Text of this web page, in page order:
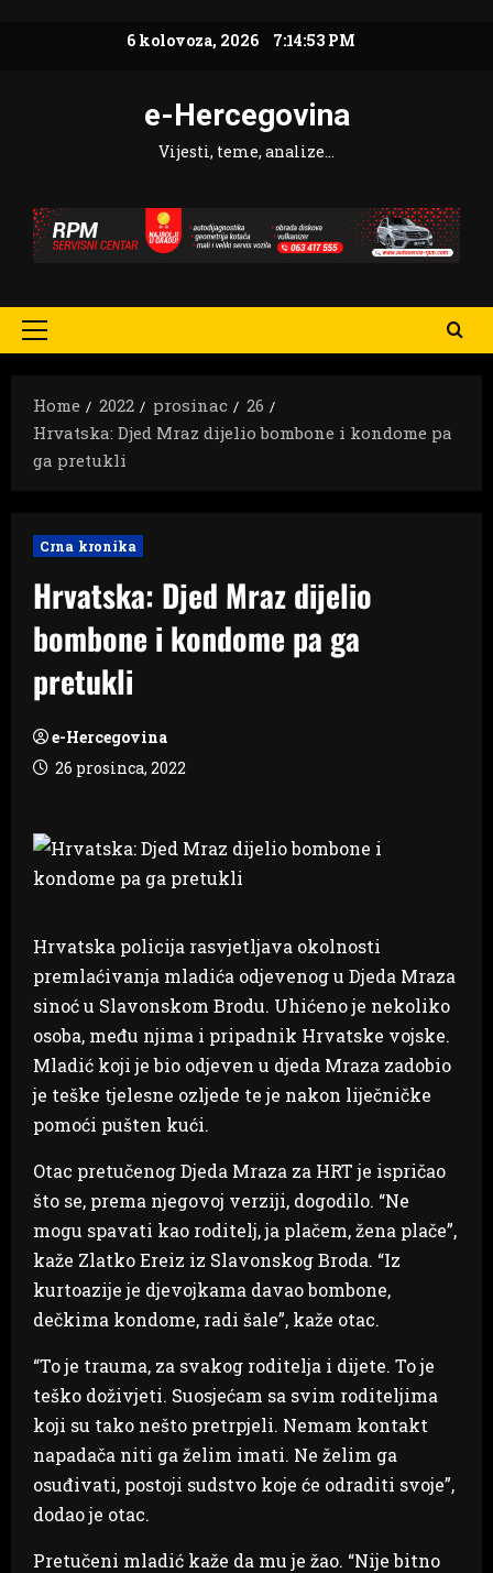
6 kolovoza, 2026 7:14:54 PM
e-Hercegovina
Vijesti, teme, analize…
Primary
Home
2022 prosinac
26
Hrvatska: Djed Mraz dijelio bombone i kondome pa
ga pretukli
Crna kronika
Hrvatska: Djed Mraz dijelio
bombone i kondome pa ga
pretukli
e-Hercegovina
26 prosinca, 2022
Hrvatska policija rasvjetljava okolnosti
premlaćivanja mladića odjevenog u Djeda Mraza
sinoć u Slavonskom Brodu. Uhićeno je nekoliko
osoba, među njima i pripadnik Hrvatske vojske.
Mladić koji je bio odjeven u djeda Mraza zadobio
je teške tjelesne ozljede te je nakon liječničke
pomoći pušten kući.
Otac pretučenog Djeda Mraza za HRT je ispričao
što se, prema njegovoj verziji, dogodilo. “Ne
mogu spavati kao roditelj, ja plačem, žena plače”,
kaže Zlatko Ereiz iz Slavonskog Broda. “Iz
kurtoazije je djevojkama davao bombone,
dečkima kondome, radi šale”, kaže otac.
“To je trauma, za svakog roditelja i dijete. To je
teško doživjeti. Suosjećam sa svim roditeljima
koji su tako nešto pretrpjeli. Nemam kontakt
napadača niti ga želim imati. Ne želim ga
osuđivati, postoji sudstvo koje će odraditi svoje”,
dodao je otac.
Pretučeni mladić kaže da mu je žao. “Nije bitno